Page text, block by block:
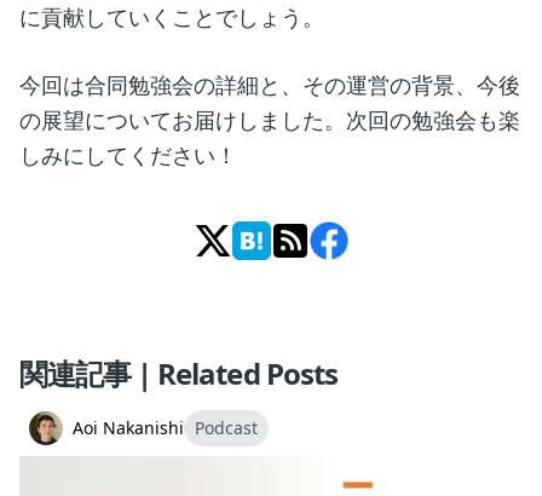
に貢献していくことでしょう。
今回は合同勉強会の詳細と、その運営の背景、今後
の展望についてお届けしました。次回の勉強会も楽
しみにしてください！
関連記事 | Related Posts
Aoi Nakanishi Podcast